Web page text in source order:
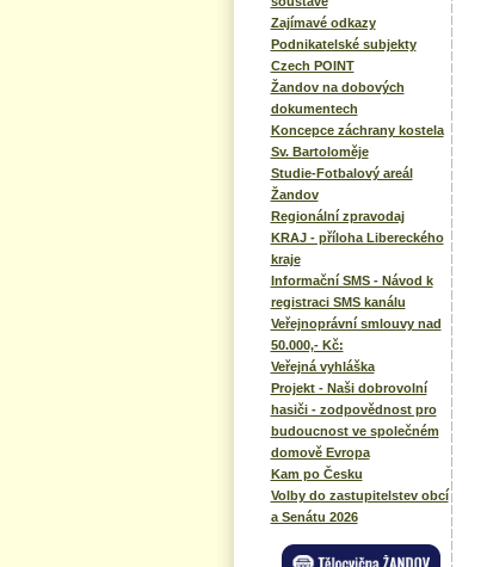
Zajímavé odkazy
Podnikatelské subjekty
Czech POINT
Žandov na dobových
dokumentech
Koncepce záchrany kostela
Sv. Bartoloměje
Studie-Fotbalový areál
Žandov
Regionální zpravodaj
KRAJ - příloha Libereckého
kraje
Informační SMS - Návod k
registraci SMS kanálu
Veřejnoprávní smlouvy nad
50.000,- Kč:
Veřejná vyhláška
Projekt - Naši dobrovolní
hasiči - zodpovědnost pro
budoucnost ve společném
domově Evropa
Kam po Česku
Volby do zastupitelstev obcí
a Senátu 2026